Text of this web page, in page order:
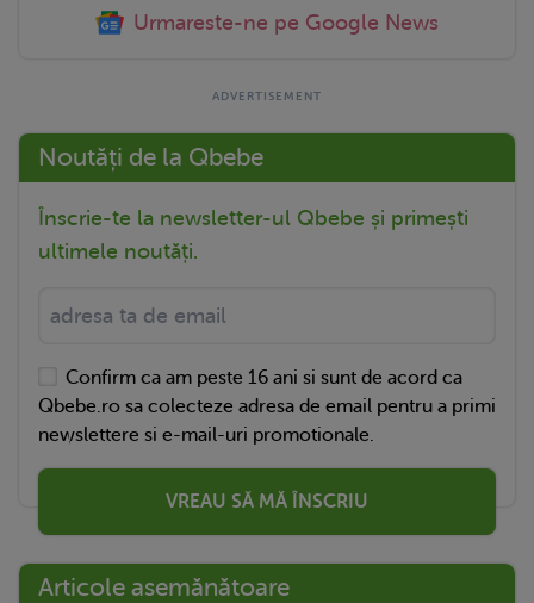
Urmareste-ne pe Google News
Noutăți de la Qbebe
Înscrie-te la newsletter-ul Qbebe și primești
ultimele noutăți.
Confirm ca am peste 16 ani si sunt de acord ca
Qbebe.ro sa colecteze adresa de email pentru a primi
newslettere si e-mail-uri promotionale.
VREAU SĂ MĂ ÎNSCRIU
Articole asemănătoare